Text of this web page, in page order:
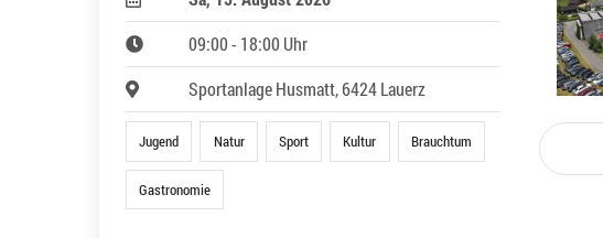
09:00 - 18:00 Uhr
Sportanlage Husmatt, 6424 Lauerz
Jugend Natur Sport Kultur Brauchtum
Gastronomie